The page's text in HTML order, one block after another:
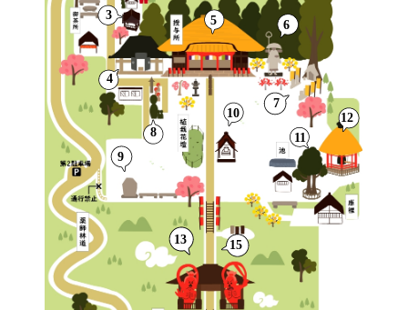
3
4
5 6
7
8
9
10
11
12
13 15